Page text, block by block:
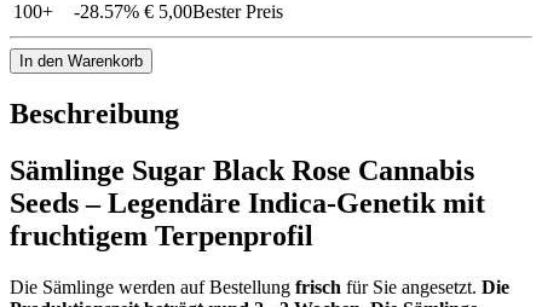
100+ -28.57% € 5,00Bester Preis
In den Warenkorb
Beschreibung
Sämlinge Sugar Black Rose Cannabis
Seeds – Legendäre Indica-Genetik mit
fruchtigem Terpenprofil
Die Sämlinge werden auf Bestellung frisch für Sie angesetzt. Die